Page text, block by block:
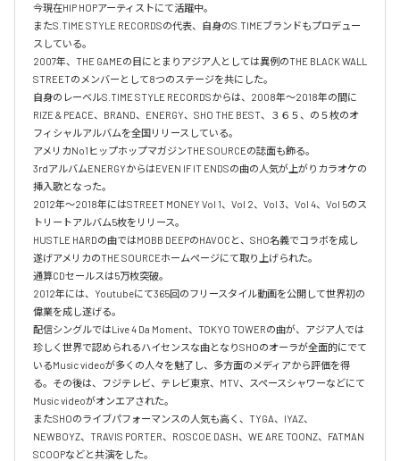
今現在HIP HOPアーティストにて活躍中。
またS.TIME STYLE RECORDSの代表、自身のS.TIMEブランドもプロデュー
スしている。
2007年、THE GAMEの目にとまりアジア人としては異例のTHE BLACK WALL
STREETのメンバーとして8つのステージを共にした。
自身のレーベルS.TIME STYLE RECORDSからは、2008年〜2018年の間に
RIZE & PEACE、BRAND、ENERGY、SHO THE BEST、３６５、の５枚のオ
フィシャルアルバムを全国リリースしている。
アメリカNo1ヒップホップマガジンTHE SOURCEの誌面も飾る。
3rdアルバムENERGYからはEVEN IF IT ENDSの曲の人気が上がりカラオケの
挿入歌となった。
2012年〜2018年にはSTREET MONEY Vol 1、Vol 2、Vol 3、Vol 4、Vol 5のス
トリートアルバム5枚をリリース。
HUSTLE HARDの曲ではMOBB DEEPのHAVOCと、SHO名義でコラボを成し
遂げアメリカのTHE SOURCEホームページにて取り上げられた。
通算CDセールスは5万枚突破。
2012年には、Youtubeにて365回のフリースタイル動画を公開して世界初の
偉業を成し遂げる。
配信シングルではLive 4 Da Moment、TOKYO TOWERの曲が、アジア人では
珍しく世界で認められるハイセンスな曲となりSHOのオーラが全面的にでて
いるMusic videoが多くの人々を魅了し、多方面のメディアから評価を得
る。その後は、フジテレビ、テレビ東京、MTV、スペースシャワーなどにて
Music videoがオンエアされた。
またSHOのライブパフォーマンスの人気も高く、TYGA、IYAZ、
NEWBOYZ、TRAVIS PORTER、ROSCOE DASH、WE ARE TOONZ、FATMAN
SCOOPなどと共演をした。